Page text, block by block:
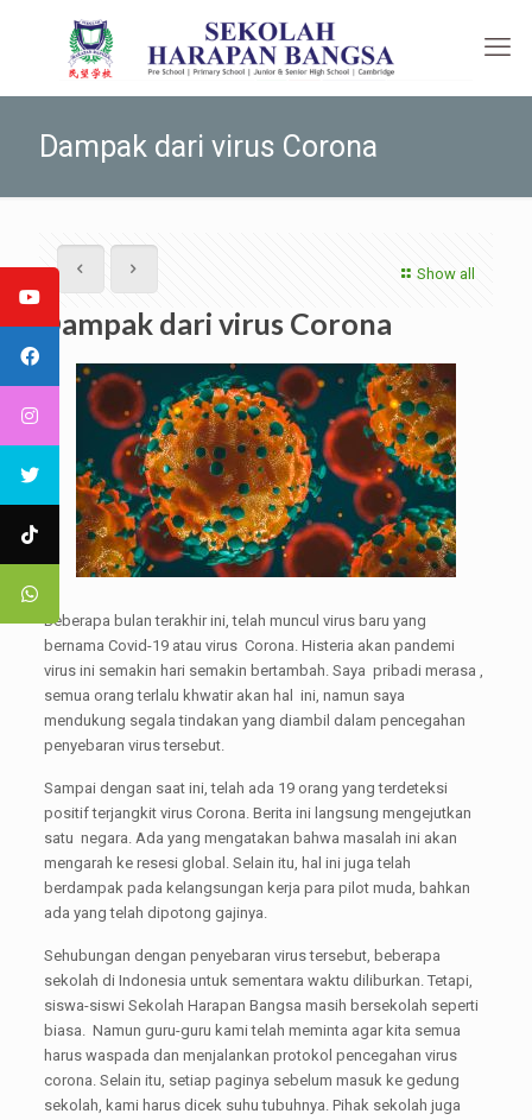
Dampak dari virus Corona
Show all
Dampak dari virus Corona
Beberapa bulan terakhir ini, telah muncul virus baru yang
bernama Covid-19 atau virus Corona. Histeria akan pandemi
virus ini semakin hari semakin bertambah. Saya pribadi merasa ,
semua orang terlalu khwatir akan hal ini, namun saya
mendukung segala tindakan yang diambil dalam pencegahan
penyebaran virus tersebut.
Sampai dengan saat ini, telah ada 19 orang yang terdeteksi
positif terjangkit virus Corona. Berita ini langsung mengejutkan
satu negara. Ada yang mengatakan bahwa masalah ini akan
mengarah ke resesi global. Selain itu, hal ini juga telah
berdampak pada kelangsungan kerja para pilot muda, bahkan
ada yang telah dipotong gajinya.
Sehubungan dengan penyebaran virus tersebut, beberapa
sekolah di Indonesia untuk sementara waktu diliburkan. Tetapi,
siswa-siswi Sekolah Harapan Bangsa masih bersekolah seperti
biasa. Namun guru-guru kami telah meminta agar kita semua
harus waspada dan menjalankan protokol pencegahan virus
corona. Selain itu, setiap paginya sebelum masuk ke gedung
sekolah, kami harus dicek suhu tubuhnya. Pihak sekolah juga